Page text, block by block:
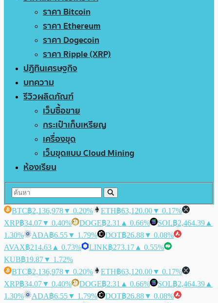
ราคา Bitcoin
ราคา Ethereum
ราคา Dogecoin
ราคา Ripple (XRP)
ปฏิทินเศรษฐกิจ
บทความ
รีวิวผลิตภัณฑ์
เว็บซื้อขาย
กระเป๋าเก็บเหรียญ
เครื่องขุด
เว็บขุดแบบ Cloud Mining
ห้องเรียน
BTC฿2,136,978▼ 0.20% ETH฿63,120.00▼ 0.17%
XRP฿34.07▼ 0.40% DOGE฿2.31 ▲ 0.66% SOL฿2,464.39 ▲
1.30%
ADA฿6.55▼ 1.79% DOT฿26.88▼ 0.08%
AVAX฿214.63 ▲ 0.73% LINK฿273.17 ▲ 0.55%
KUB฿19.87▼ 1.72%
BTC฿2,136,978▼ 0.20% ETH฿63,120.00▼ 0.17%
XRP฿34.07▼ 0.40% DOGE฿2.31 ▲ 0.66% SOL฿2,464.39 ▲
1.30%
ADA฿6.55▼ 1.79% DOT฿26.88▼ 0.08%